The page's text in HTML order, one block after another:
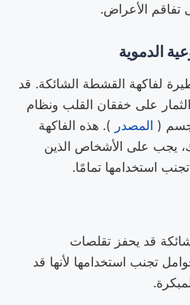
تفاقم الأعراض.
الدموية
لفاكهة القشطة الشائكة. قد
على خفقان القلب ونظام
( المصدر ). هذه الفاكهة
يجب على الأشخاص الذين
استخدامها تمامًا.
قد يحفز تقلصات
تجنب استخدامها لأنها قد